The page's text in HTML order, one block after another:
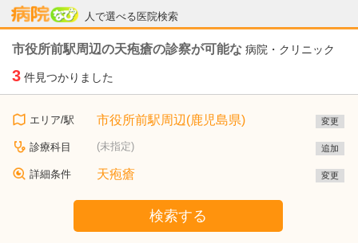
人で選べる医院検索
病院なび
市役所前駅周辺の天疱瘡の診察が可能な 病院・クリニック
3 件見つかりました
エリア/駅 市役所前駅周辺(鹿児島県) 変更
診療科目 (未指定) 追加
詳細条件 天疱瘡 変更
検索する